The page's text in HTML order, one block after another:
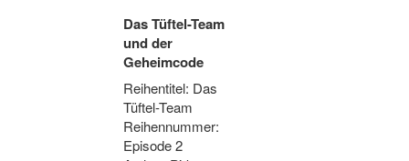
Das Tüftel-Team
und der
Geheimcode
Reihentitel: Das
Tüftel-Team
Reihennummer:
Episode 2